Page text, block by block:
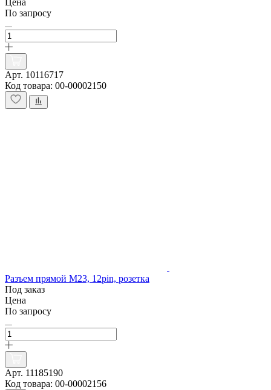
Цена
По запросу
Арт. 10116717
Код товара: 00-00002150
Разъем прямой M23, 12pin, розетка
Под заказ
Цена
По запросу
Арт. 11185190
Код товара: 00-00002156